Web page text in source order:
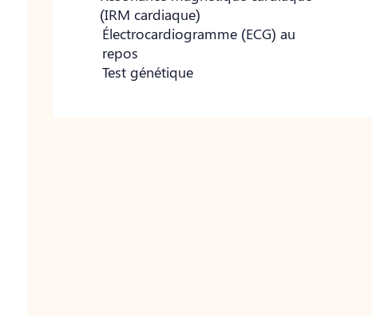
(IRM cardiaque)
Électrocardiogramme (ECG) au
repos
Test génétique